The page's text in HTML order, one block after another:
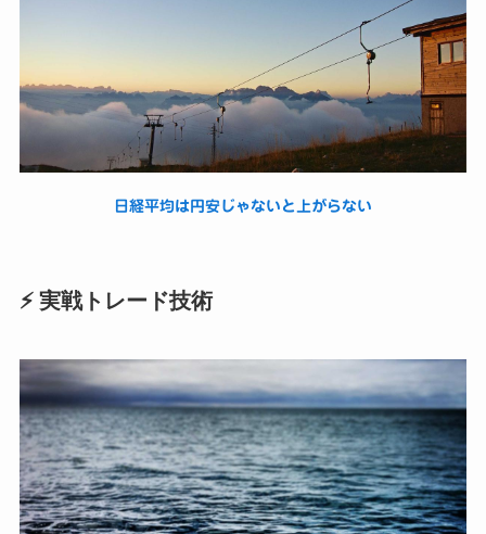
日経平均は円安じゃないと上がらない
⚡ 実戦トレード技術